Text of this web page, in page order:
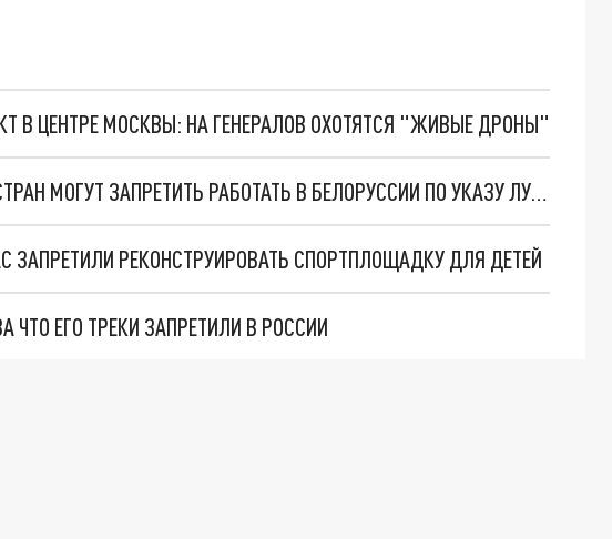
В ЦЕНТРЕ МОСКВЫ: НА ГЕНЕРАЛОВ ОХОТЯТСЯ "ЖИВЫЕ ДРОНЫ"
СМИ ИЗ НЕДРУЖЕСТВЕННЫХ СТРАН МОГУТ ЗАПРЕТИТЬ РАБОТАТЬ В БЕЛОРУССИИ ПО УКАЗУ ЛУКАШЕНКО
ЗАПРЕТИЛИ РЕКОНСТРУИРОВАТЬ СПОРТПЛОЩАДКУ ДЛЯ ДЕТЕЙ
ЧТО ЕГО ТРЕКИ ЗАПРЕТИЛИ В РОССИИ